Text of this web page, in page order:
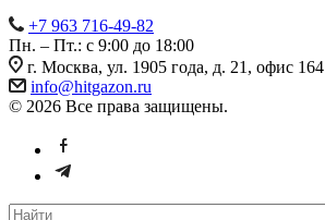
+7 963 716-49-82
Пн. – Пт.: с 9:00 до 18:00
г. Москва, ул. 1905 года, д. 21, офис 164
info@hitgazon.ru
© 2026 Все права защищены.